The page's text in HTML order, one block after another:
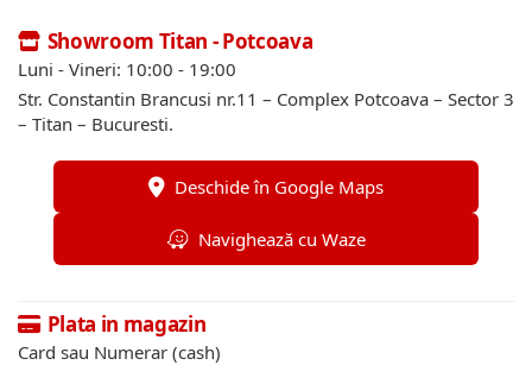
Showroom Titan - Potcoava
Luni - Vineri: 10:00 - 19:00
Str. Constantin Brancusi nr.11 – Complex Potcoava – Sector 3
– Titan – Bucuresti.
Deschide în Google Maps
Navighează cu Waze
Plata in magazin
Card sau Numerar (cash)